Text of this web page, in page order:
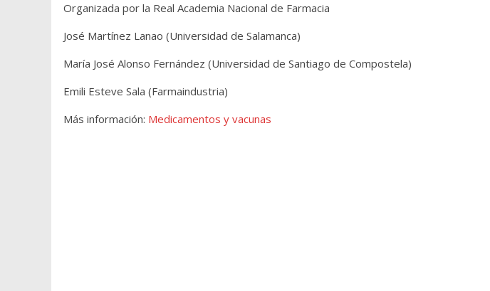
Organizada por la Real Academia Nacional de Farmacia
José Martínez Lanao (Universidad de Salamanca)
María José Alonso Fernández (Universidad de Santiago de Compostela)
Emili Esteve Sala (Farmaindustria)
Más información: Medicamentos y vacunas